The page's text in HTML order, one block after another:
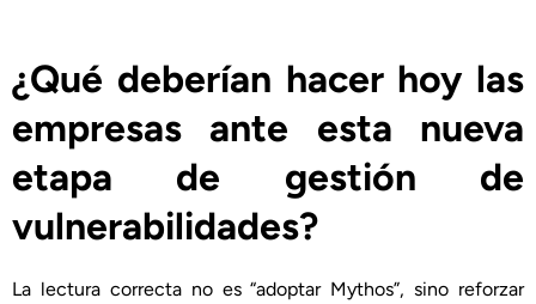
¿Qué deberían hacer hoy las
empresas ante esta nueva
etapa de gestión de
vulnerabilidades?
La lectura correcta no es “adoptar Mythos”, sino reforzar